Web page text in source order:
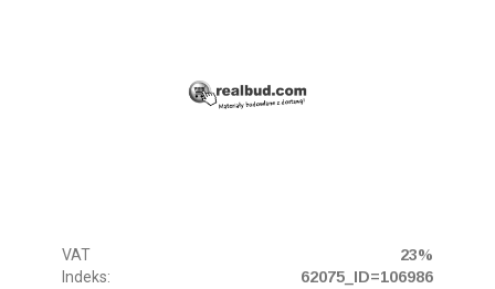
VAT
23%
Indeks:
62075_ID=106986